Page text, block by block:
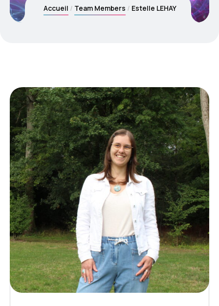
Accueil Team Members Estelle LEHAY